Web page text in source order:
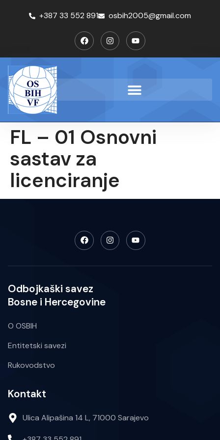
+387 33 552 891 osbih2005@gmail.com
FL – 01 Osnovni
sastav za
licenciranje
Odbojkaški savez
Bosne i Hercegovine
O OSBIH
Entitetski savezi
Rukovodstvo
Kontakt
Ulica Alipašina 14 L, 71000 Sarajevo